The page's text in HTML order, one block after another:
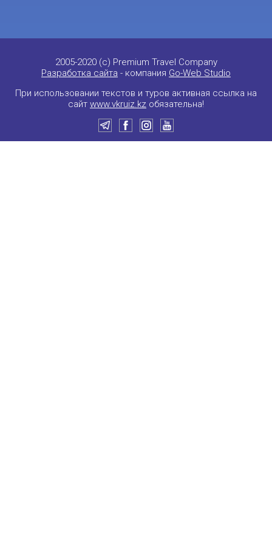
2005-2020 (c) Premium Travel Company
Разработка сайта - компания Go-Web Studio
При использовании текстов и туров активная ссылка на
сайт www.vkruiz.kz обязательна!